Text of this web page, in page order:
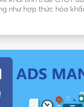
như hợp thức hóa khấu